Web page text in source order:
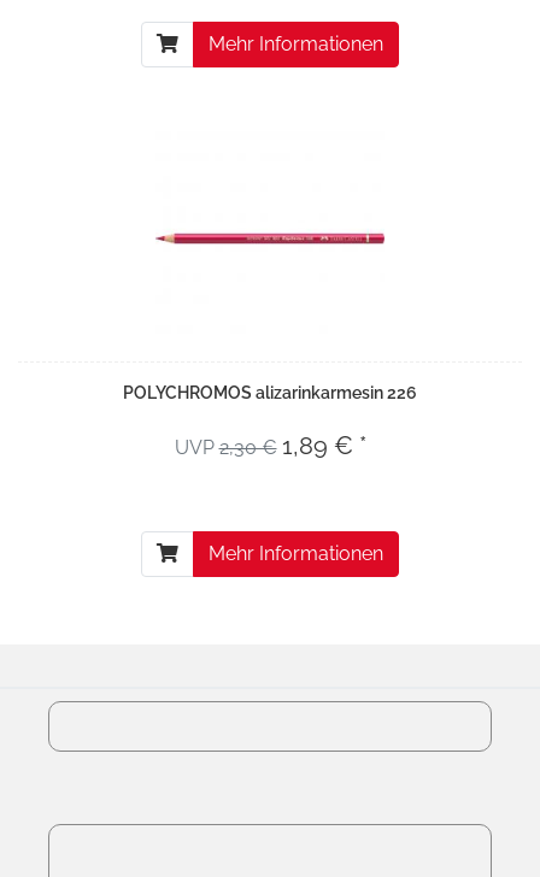
Mehr Informationen
POLYCHROMOS alizarinkarmesin 226
UVP2,30 € 1,89 € *
Mehr Informationen